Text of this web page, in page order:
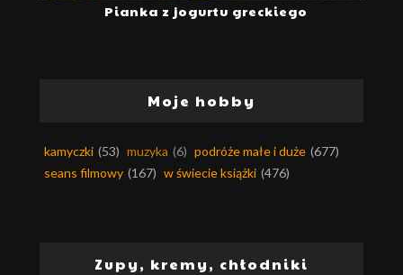
Pianka z jogurtu greckiego
Moje hobby
kamyczki (53) muzyka (6) podróże małe i duże (677)
seans filmowy (167) w świecie książki (476)
Zupy, kremy, chłodniki